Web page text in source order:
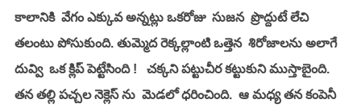
కాలానికి  వేగం ఎక్కువ అన్నట్లు ఒకరోజు  సుజన  ప్రొద్దుటే లేచి
తలంటు పోసుకుంది. తుమ్మెద రెక్కల్లాంటి ఒత్తెన  శిరోజాలను అలాగే
దువ్వి  ఒక క్లిప్ పెట్టేసింది !   చక్కని పట్టుచీర కట్టుకుని ముస్తాబైంది.
తన తల్లి పచ్చల నెక్లెస్ ను  మెడలో ధరించింది.  ఆ మధ్య తన కంపెనీ